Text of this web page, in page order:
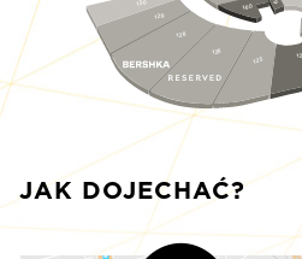
160
130
129
128
126
125
JAK DOJECHAĆ?